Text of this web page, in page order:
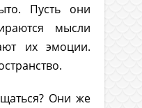
Пусть они
мысли
их эмоции.
Они же